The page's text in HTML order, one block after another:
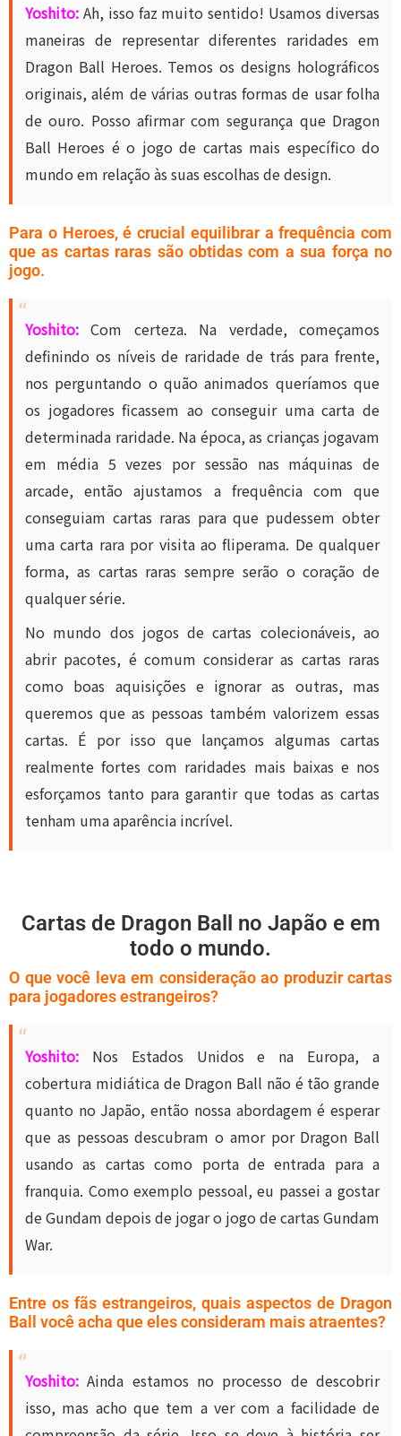
Yoshito: Ah, isso faz muito sentido! Usamos diversas
maneiras de representar diferentes raridades em
Dragon Ball Heroes. Temos os designs holográficos
originais, além de várias outras formas de usar folha
de ouro. Posso afirmar com segurança que Dragon
Ball Heroes é o jogo de cartas mais específico do
mundo em relação às suas escolhas de design.
Para o Heroes, é crucial equilibrar a frequência com
que as cartas raras são obtidas com a sua força no
jogo.
Yoshito: Com certeza. Na verdade, começamos
definindo os níveis de raridade de trás para frente,
nos perguntando o quão animados queríamos que
os jogadores ficassem ao conseguir uma carta de
determinada raridade. Na época, as crianças jogavam
em média 5 vezes por sessão nas máquinas de
arcade, então ajustamos a frequência com que
conseguiam cartas raras para que pudessem obter
uma carta rara por visita ao fliperama. De qualquer
forma, as cartas raras sempre serão o coração de
qualquer série.
No mundo dos jogos de cartas colecionáveis, ao
abrir pacotes, é comum considerar as cartas raras
como boas aquisições e ignorar as outras, mas
queremos que as pessoas também valorizem essas
cartas. É por isso que lançamos algumas cartas
realmente fortes com raridades mais baixas e nos
esforçamos tanto para garantir que todas as cartas
tenham uma aparência incrível.
Cartas de Dragon Ball no Japão e em
todo o mundo.
O que você leva em consideração ao produzir cartas
para jogadores estrangeiros?
Yoshito: Nos Estados Unidos e na Europa, a
cobertura midiática de Dragon Ball não é tão grande
quanto no Japão, então nossa abordagem é esperar
que as pessoas descubram o amor por Dragon Ball
usando as cartas como porta de entrada para a
franquia. Como exemplo pessoal, eu passei a gostar
de Gundam depois de jogar o jogo de cartas Gundam
War.
Entre os fãs estrangeiros, quais aspectos de Dragon
Ball você acha que eles consideram mais atraentes?
Yoshito: Ainda estamos no processo de descobrir
isso, mas acho que tem a ver com a facilidade de